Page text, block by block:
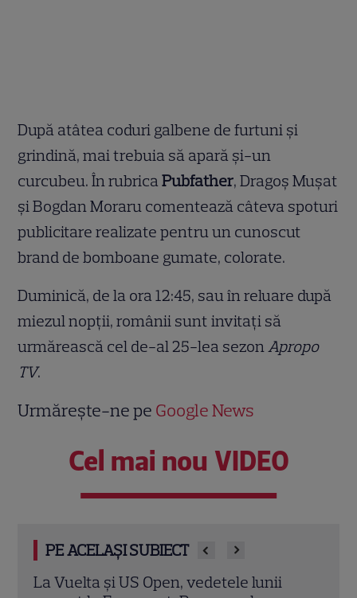
După atâtea coduri galbene de furtuni și
grindină, mai trebuia să apară și-un
curcubeu. În rubricaPubfather, Dragoș Mușat
și Bogdan Moraru comentează câteva spoturi
publicitare realizate pentru un cunoscut
brand de bomboane gumate, colorate.
Duminică, de la ora 12:45, sau în reluare după
miezul nopții, românii sunt invitați să
urmărească cel de-al 25-lea sezonApropo
TV.
Urmărește-ne pe Google News
Cel mai nou VIDEO
PE ACELAȘI SUBIECT
Jurații „Chefi la cuțite” revin la Summer